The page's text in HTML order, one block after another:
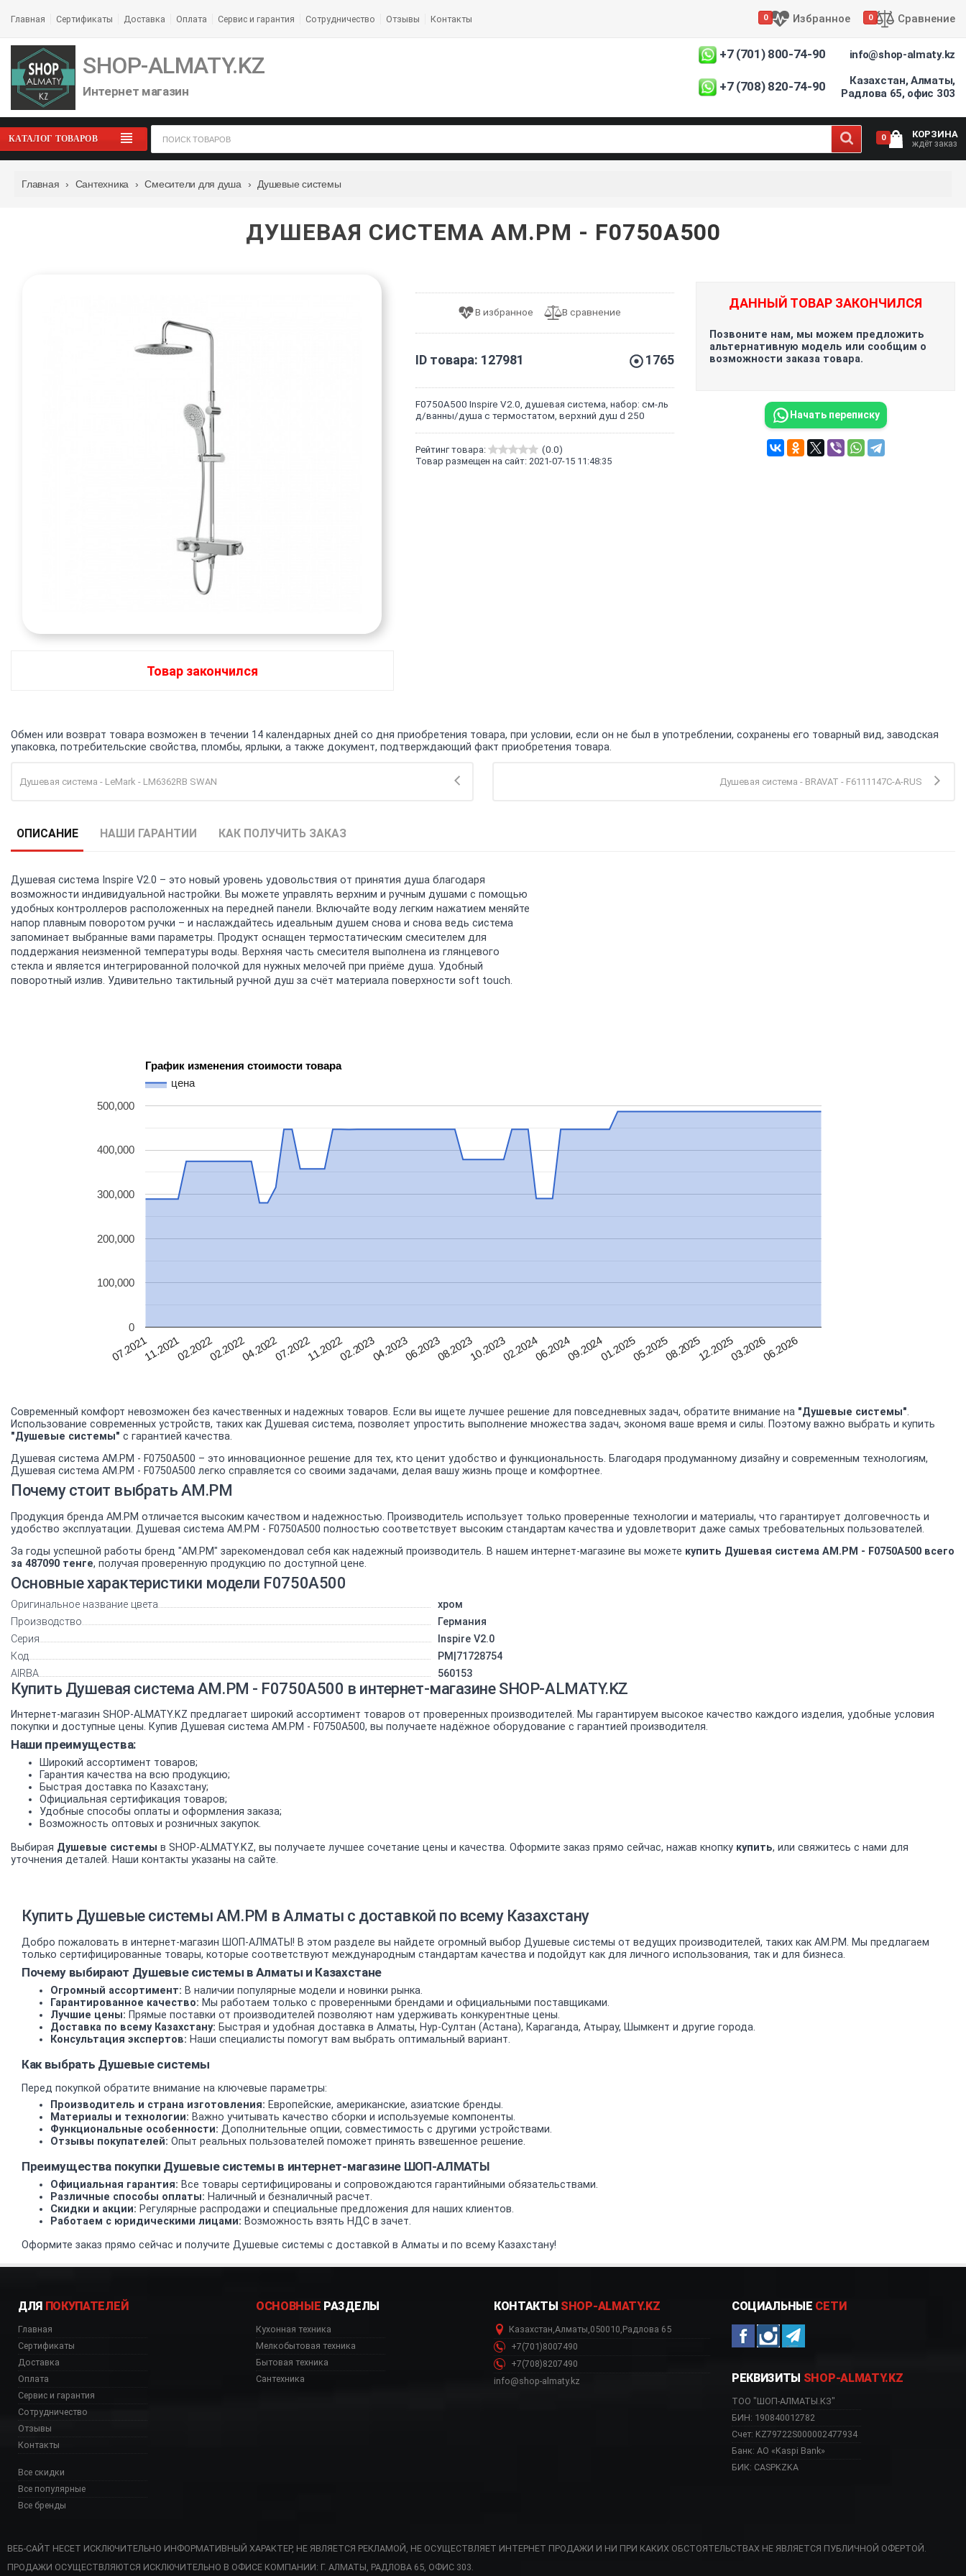
Главная Сертификаты Доставка Оплата Сервис и гарантия Сотрудничество Отзывы Контакты 0 Избранное 0 Сравнение
SHOP-ALMATY.KZ
Интернет магазин
+7 (701) 800-74-90
+7 (708) 820-74-90
info@shop-almaty.kz
Казахстан, Алматы,
Радлова 65, офис 303
КАТАЛОГ ТОВАРОВ 0 КОРЗИНА
ждёт заказ
Главная › Сантехника › Смесители для душа › Душевые системы
ДУШЕВАЯ СИСТЕМА AM.PM - F0750A500
Товар закончился
ID товара: 127981 1765
F0750A500 Inspire V2.0, душевая система, набор: см-ль
д/ванны/душа с термостатом, верхний душ d 250
Рейтинг товара:
(0.0)
Товар размещен на сайт: 2021-07-15 11:48:35
ДАННЫЙ ТОВАР ЗАКОНЧИЛСЯ
Позвоните нам, мы можем предложить
альтернативную модель или сообщим о
возможности заказа товара.
Начать переписку
Обмен или возврат товара возможен в течении 14 календарных дней со дня приобретения товара, при условии, если он не был в употреблении, сохранены его товарный вид, заводская
упаковка, потребительские свойства, пломбы, ярлыки, а также документ, подтверждающий факт приобретения товара.
Душевая система - LeMark - LM6362RB SWAN Душевая система - BRAVAT - F6111147C-A-RUS
ОПИСАНИЕ НАШИ ГАРАНТИИ КАК ПОЛУЧИТЬ ЗАКАЗ
Душевая система Inspire V2.0 – это новый уровень удовольствия от принятия душа благодаря
возможности индивидуальной настройки. Вы можете управлять верхним и ручным душами с помощью
удобных контроллеров расположенных на передней панели. Включайте воду легким нажатием меняйте
напор плавным поворотом ручки – и наслаждайтесь идеальным душем снова и снова ведь система
запоминает выбранные вами параметры. Продукт оснащен термостатическим смесителем для
поддержания неизменной температуры воды. Верхняя часть смесителя выполнена из глянцевого
стекла и является интегрированной полочкой для нужных мелочей при приёме душа. Удобный
поворотный излив. Удивительно тактильный ручной душ за счёт материала поверхности soft touch.
График изменения стоимости товара
цена
07.202111.202102.202202.202204.202207.202211.202202.202304.202306.202308.202310.202302.202406.202409.202401.202505.202508.202512.202503.202606.2026
0
100,000
200,000
300,000
400,000
500,000
Современный комфорт невозможен без качественных и надежных товаров. Если вы ищете лучшее решение для повседневных задач, обратите внимание на "Душевые системы".
Использование современных устройств, таких как Душевая система, позволяет упростить выполнение множества задач, экономя ваше время и силы. Поэтому важно выбрать и купить
"Душевые системы" с гарантией качества.
Душевая система AM.PM - F0750A500 – это инновационное решение для тех, кто ценит удобство и функциональность. Благодаря продуманному дизайну и современным технологиям,
Душевая система AM.PM - F0750A500 легко справляется со своими задачами, делая вашу жизнь проще и комфортнее.
Почему стоит выбрать AM.PM
Продукция бренда AM.PM отличается высоким качеством и надежностью. Производитель использует только проверенные технологии и материалы, что гарантирует долговечность и
удобство эксплуатации. Душевая система AM.PM - F0750A500 полностью соответствует высоким стандартам качества и удовлетворит даже самых требовательных пользователей.
За годы успешной работы бренд "AM.PM" зарекомендовал себя как надежный производитель. В нашем интернет-магазине вы можете купить Душевая система AM.PM - F0750A500 всего
за 487090 тенге, получая проверенную продукцию по доступной цене.
Основные характеристики модели F0750A500
Оригинальное название цвета
хром
Производство
Германия
Серия
Inspire V2.0
Код
PM|71728754
AIRBA
560153
Купить Душевая система AM.PM - F0750A500 в интернет-магазине SHOP-ALMATY.KZ
Интернет-магазин SHOP-ALMATY.KZ предлагает широкий ассортимент товаров от проверенных производителей. Мы гарантируем высокое качество каждого изделия, удобные условия
покупки и доступные цены. Купив Душевая система AM.PM - F0750A500, вы получаете надёжное оборудование с гарантией производителя.
Наши преимущества:
Широкий ассортимент товаров;
Гарантия качества на всю продукцию;
Быстрая доставка по Казахстану;
Официальная сертификация товаров;
Удобные способы оплаты и оформления заказа;
Возможность оптовых и розничных закупок.
Выбирая Душевые системы в SHOP-ALMATY.KZ, вы получаете лучшее сочетание цены и качества. Оформите заказ прямо сейчас, нажав кнопку купить, или свяжитесь с нами для
уточнения деталей. Наши контакты указаны на сайте.
Купить Душевые системы AM.PM в Алматы с доставкой по всему Казахстану
Добро пожаловать в интернет-магазин ШОП-АЛМАТЫ! В этом разделе вы найдете огромный выбор Душевые системы от ведущих производителей, таких как AM.PM. Мы предлагаем
только сертифицированные товары, которые соответствуют международным стандартам качества и подойдут как для личного использования, так и для бизнеса.
Почему выбирают Душевые системы в Алматы и Казахстане
Огромный ассортимент: В наличии популярные модели и новинки рынка.
Гарантированное качество: Мы работаем только с проверенными брендами и официальными поставщиками.
Лучшие цены: Прямые поставки от производителей позволяют нам удерживать конкурентные цены.
Доставка по всему Казахстану: Быстрая и удобная доставка в Алматы, Нур-Султан (Астана), Караганда, Атырау, Шымкент и другие города.
Консультация экспертов: Наши специалисты помогут вам выбрать оптимальный вариант.
Как выбрать Душевые системы
Перед покупкой обратите внимание на ключевые параметры:
Производитель и страна изготовления: Европейские, американские, азиатские бренды.
Материалы и технологии: Важно учитывать качество сборки и используемые компоненты.
Функциональные особенности: Дополнительные опции, совместимость с другими устройствами.
Отзывы покупателей: Опыт реальных пользователей поможет принять взвешенное решение.
Преимущества покупки Душевые системы в интернет-магазине ШОП-АЛМАТЫ
Официальная гарантия: Все товары сертифицированы и сопровождаются гарантийными обязательствами.
Различные способы оплаты: Наличный и безналичный расчет.
Скидки и акции: Регулярные распродажи и специальные предложения для наших клиентов.
Работаем с юридическими лицами: Возможность взять НДС в зачет.
Оформите заказ прямо сейчас и получите Душевые системы с доставкой в Алматы и по всему Казахстану!
ДЛЯ ПОКУПАТЕЛЕЙ
Главная
Сертификаты
Доставка
Оплата
Сервис и гарантия
Сотрудничество
Отзывы
Контакты
Все скидки
Все популярные
Все бренды
ОСНОВНЫЕ РАЗДЕЛЫ
Кухонная техника
Мелкобытовая техника
Бытовая техника
Сантехника
КОНТАКТЫ SHOP-ALMATY.KZ
Казахстан,Алматы,050010,Радлова 65
+7(701)8007490
+7(708)8207490
info@shop-almaty.kz
СОЦИАЛЬНЫЕ СЕТИ
РЕКВИЗИТЫ SHOP-ALMATY.KZ
ТОО "ШОП-АЛМАТЫ.КЗ"
БИН: 190840012782
Счет: KZ79722S000002477934
Банк: АО «Kaspi Bank»
БИК: CASPKZKA
ВЕБ-САЙТ НЕСЕТ ИСКЛЮЧИТЕЛЬНО ИНФОРМАТИВНЫЙ ХАРАКТЕР, НЕ ЯВЛЯЕТСЯ РЕКЛАМОЙ, НЕ ОСУЩЕСТВЛЯЕТ ИНТЕРНЕТ ПРОДАЖИ И НИ ПРИ КАКИХ ОБСТОЯТЕЛЬСТВАХ НЕ ЯВЛЯЕТСЯ ПУБЛИЧНОЙ ОФЕРТОЙ.
ПРОДАЖИ ОСУЩЕСТВЛЯЮТСЯ ИСКЛЮЧИТЕЛЬНО В ОФИСЕ КОМПАНИИ: Г. АЛМАТЫ, РАДЛОВА 65, ОФИС 303.